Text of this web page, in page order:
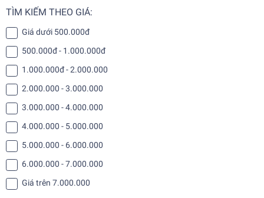
TÌM KIẾM THEO GIÁ:
Giá dưới 500.000đ
500.000đ - 1.000.000đ
1.000.000đ - 2.000.000
2.000.000 - 3.000.000
3.000.000 - 4.000.000
4.000.000 - 5.000.000
5.000.000 - 6.000.000
6.000.000 - 7.000.000
Giá trên 7.000.000